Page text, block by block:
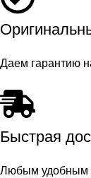
Даем гарантию
Быстрая
Любым удобным